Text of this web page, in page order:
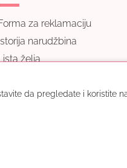
za reklamaciju
narudžbina
želja
da pregledate i koristite